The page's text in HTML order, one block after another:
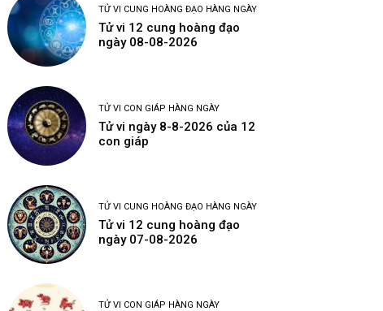
TỬ VI CUNG HOÀNG ĐẠO HÀNG NGÀY
Tử vi 12 cung hoàng đạo
ngày 08-08-2026
TỬ VI CON GIÁP HÀNG NGÀY
Tử vi ngày 8-8-2026 của 12
con giáp
TỬ VI CUNG HOÀNG ĐẠO HÀNG NGÀY
Tử vi 12 cung hoàng đạo
ngày 07-08-2026
TỬ VI CON GIÁP HÀNG NGÀY